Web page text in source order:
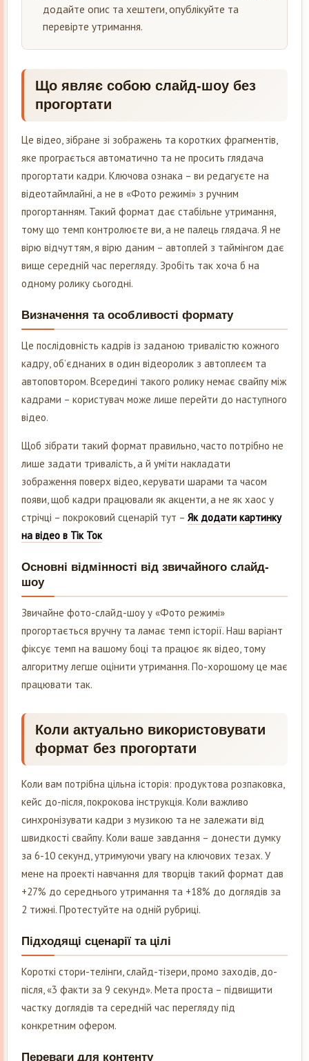
додайте опис та хештеги, опублікуйте та
перевірте утримання.
Що являє собою слайд-шоу без
прогортати
Це відео, зібране зі зображень та коротких фрагментів,
яке програється автоматично та не просить глядача
прогортати кадри. Ключова ознака – ви редагуєте на
відеотаймлайні, а не в «Фото режимі» з ручним
прогортанням. Такий формат дає стабільне утримання,
тому що темп контролюєте ви, а не палець глядача. Я не
вірю відчуттям, я вірю даним – автоплей з таймінгом дає
вище середній час перегляду. Зробіть так хоча б на
одному ролику сьогодні.
Визначення та особливості формату
Це послідовність кадрів із заданою тривалістю кожного
кадру, об’єднаних в один відеоролик з автоплеєм та
автоповтором. Всередині такого ролику немає свайпу між
кадрами – користувач може лише перейти до наступного
відео.
Щоб зібрати такий формат правильно, часто потрібно не
лише задати тривалість, а й уміти накладати
зображення поверх відео, керувати шарами та часом
появи, щоб кадри працювали як акценти, а не як хаос у
стрічці – покроковий сценарій тут – Як додати картинку
на відео в Тік Ток
Основні відмінності від звичайного слайд-
шоу
Звичайне фото-слайд-шоу у «Фото режимі»
прогортається вручну та ламає темп історії. Наш варіант
фіксує темп на вашому боці та працює як відео, тому
алгоритму легше оцінити утримання. По-хорошому це має
працювати так.
Коли актуально використовувати
формат без прогортати
Коли вам потрібна цільна історія: продуктова розпаковка,
кейс до-після, покрокова інструкція. Коли важливо
синхронізувати кадри з музикою та не залежати від
швидкості свайпу. Коли ваше завдання – донести думку
за 6-10 секунд, утримуючи увагу на ключових тезах. У
мене на проекті навчання для творців такий формат дав
+27% до середнього утримання та +18% до доглядів за
2 тижні. Протестуйте на одній рубриці.
Підходящі сценарії та цілі
Короткі стори-телінги, слайд-тізери, промо заходів, до-
після, «3 факти за 9 секунд». Мета проста – підвищити
частку доглядів та середній час перегляду під
конкретним офером.
Переваги для контенту